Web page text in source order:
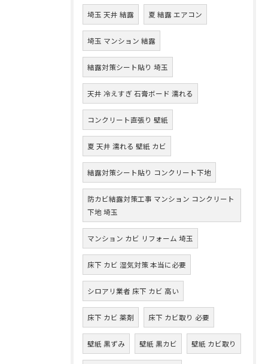
埼玉 天井 結露 夏 結露 エアコン
埼玉 マンション 結露
結露対策シート貼り 埼玉
天井 冷えすぎ 石膏ボード 濡れる
コンクリート直張り 壁紙
夏 天井 濡れる 壁紙 カビ
結露対策シート貼り コンクリート下地
防カビ結露対策工事 マンション コンクリート
下地 埼玉
マンション カビ リフォーム 埼玉
床下 カビ 湿気対策 本当に必要
シロアリ業者 床下 カビ 高い
床下 カビ 薬剤 床下 カビ取り 必要
壁紙 黒ずみ 壁紙 黒カビ 壁紙 カビ取り